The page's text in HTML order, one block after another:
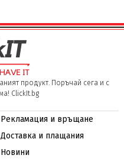
продукт. Поръчай сега и с
ClickIt.bg
Рекламация и връщане
Доставка и плащания
Новини